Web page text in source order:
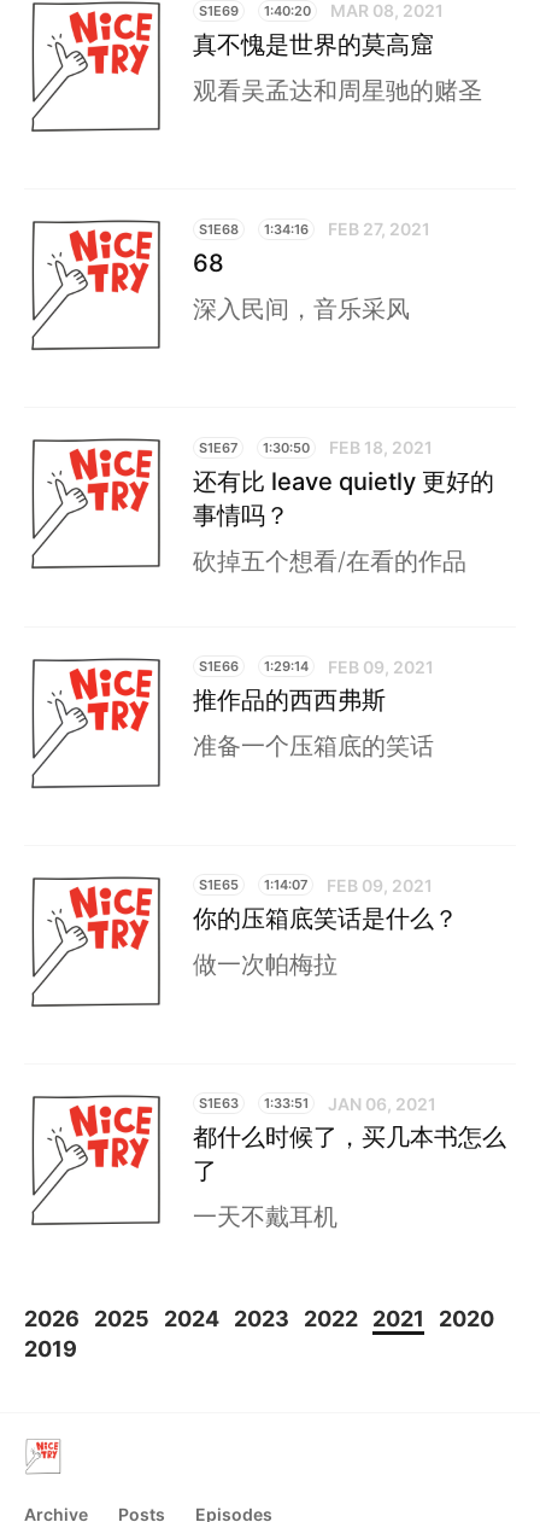
S1E69 1:40:20 MAR 08, 2021
真不愧是世界的莫高窟
观看吴孟达和周星驰的赌圣
S1E68 1:34:16 FEB 27, 2021
68
深入民间，音乐采风
S1E67 1:30:50 FEB 18, 2021
还有比 leave quietly 更好的
事情吗？
砍掉五个想看/在看的作品
S1E66 1:29:14 FEB 09, 2021
推作品的西西弗斯
准备一个压箱底的笑话
S1E65 1:14:07 FEB 09, 2021
你的压箱底笑话是什么？
做一次帕梅拉
S1E63 1:33:51 JAN 06, 2021
都什么时候了，买几本书怎么
了
一天不戴耳机
2026 2025 2024 2023 2022 2021
2020
2019
Archive Posts Episodes